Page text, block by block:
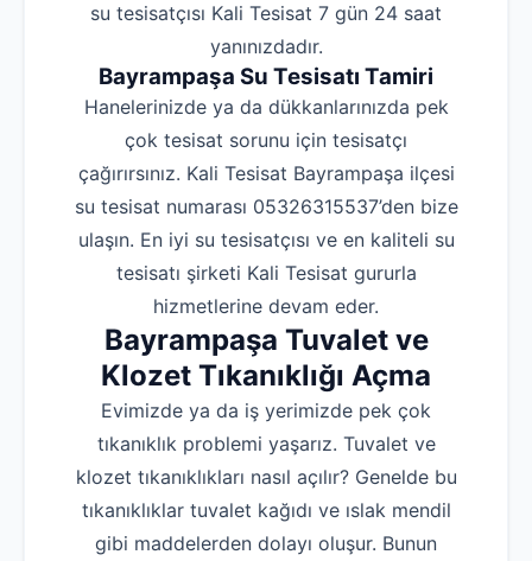
su tesisatçısı Kali Tesisat 7 gün 24 saat
yanınızdadır.
Bayrampaşa Su Tesisatı Tamiri
Hanelerinizde ya da dükkanlarınızda pek
çok tesisat sorunu için tesisatçı
çağırırsınız. Kali Tesisat Bayrampaşa ilçesi
su tesisat numarası 05326315537’den bize
ulaşın. En iyi su tesisatçısı ve en kaliteli su
tesisatı şirketi Kali Tesisat gururla
hizmetlerine devam eder.
Bayrampaşa Tuvalet ve
Klozet Tıkanıklığı Açma
Evimizde ya da iş yerimizde pek çok
tıkanıklık problemi yaşarız. Tuvalet ve
klozet tıkanıklıkları nasıl açılır? Genelde bu
tıkanıklıklar tuvalet kağıdı ve ıslak mendil
gibi maddelerden dolayı oluşur. Bunun